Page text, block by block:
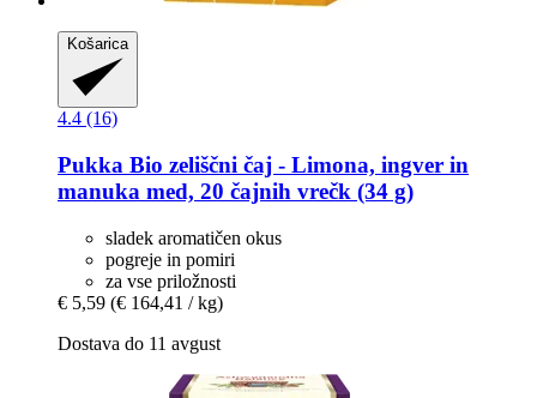
Košarica
4.4 (16)
Pukka Bio zeliščni čaj -​ Limona, ingver in
manuka med, 20 čajnih vrečk (34 g)
sladek aromatičen okus
pogreje in pomiri
za vse priložnosti
€ 5,59 (€ 164,41 / kg)
Dostava do 11 avgust